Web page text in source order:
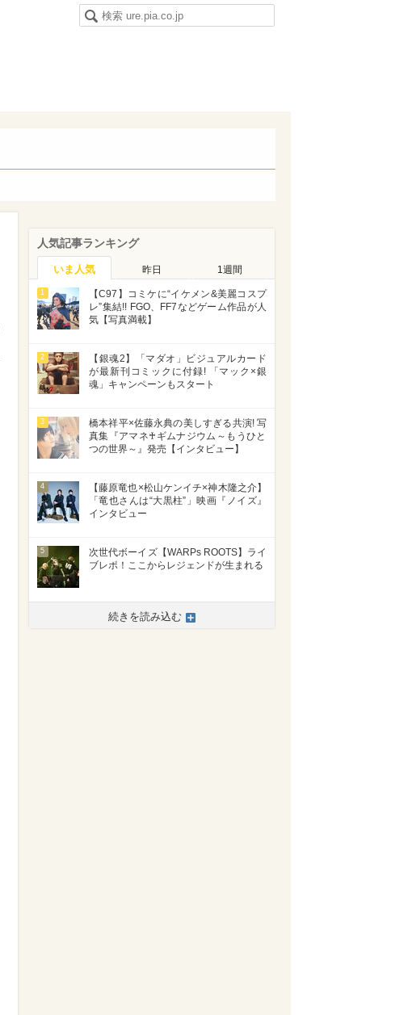
人気記事ランキング
いま人気 昨日 1週間
1
【C97】コミケに“イケメン&美麗コスプ
レ”集結!! FGO、FF7などゲーム作品が人
気【写真満載】
2
【銀魂2】「マダオ」ビジュアルカード
が最新刊コミックに付録! 「マック×銀
魂」キャンペーンもスタート
3
橋本祥平×佐藤永典の美しすぎる共演! 写
真集『アマネ♰ギムナジウム～もうひと
つの世界～』発売【インタビュー】
4
【藤原竜也×松山ケンイチ×神木隆之介】
「竜也さんは“大黒柱”」映画『ノイズ』
インタビュー
5
次世代ボーイズ【WARPs ROOTS】ライ
ブレポ！ここからレジェンドが生まれる
続きを読み込む